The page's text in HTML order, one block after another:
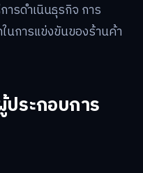
ารดำเนินธุรกิจ การ
นการแข่งขันของร้านค้า
ระกอบการ